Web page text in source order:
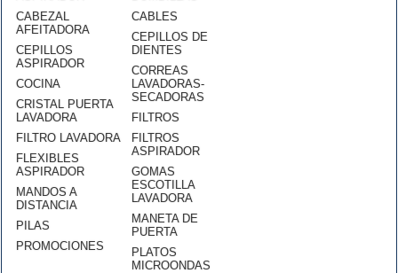
CABEZAL
AFEITADORA
CEPILLOS
ASPIRADOR
COCINA
CRISTAL PUERTA
LAVADORA
FILTRO LAVADORA
FLEXIBLES
ASPIRADOR
MANDOS A
DISTANCIA
PILAS
PROMOCIONES
CABLES
CEPILLOS DE
DIENTES
CORREAS
LAVADORAS-
SECADORAS
FILTROS
FILTROS
ASPIRADOR
GOMAS
ESCOTILLA
LAVADORA
MANETA DE
PUERTA
PLATOS
MICROONDAS